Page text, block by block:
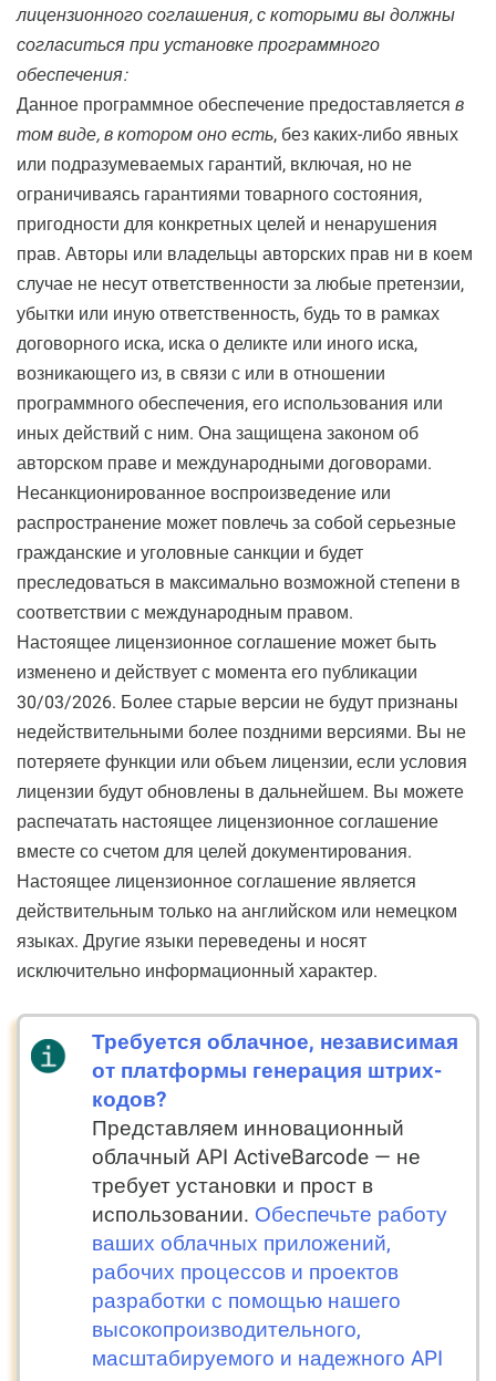
лицензионного соглашения, с которыми вы должны
согласиться при установке программного
обеспечения:
Данное программное обеспечение предоставляется в
том виде, в котором оно есть, без каких-либо явных
или подразумеваемых гарантий, включая, но не
ограничиваясь гарантиями товарного состояния,
пригодности для конкретных целей и ненарушения
прав. Авторы или владельцы авторских прав ни в коем
случае не несут ответственности за любые претензии,
убытки или иную ответственность, будь то в рамках
договорного иска, иска о деликте или иного иска,
возникающего из, в связи с или в отношении
программного обеспечения, его использования или
иных действий с ним. Она защищена законом об
авторском праве и международными договорами.
Несанкционированное воспроизведение или
распространение может повлечь за собой серьезные
гражданские и уголовные санкции и будет
преследоваться в максимально возможной степени в
соответствии с международным правом.
Настоящее лицензионное соглашение может быть
изменено и действует с момента его публикации
30/03/2026. Более старые версии не будут признаны
недействительными более поздними версиями. Вы не
потеряете функции или объем лицензии, если условия
лицензии будут обновлены в дальнейшем. Вы можете
распечатать настоящее лицензионное соглашение
вместе со счетом для целей документирования.
Настоящее лицензионное соглашение является
действительным только на английском или немецком
языках. Другие языки переведены и носят
исключительно информационный характер.
Требуется облачное, независимая
от платформы генерация штрих-
кодов?
Представляем инновационный
облачный API ActiveBarcode — не
требует установки и прост в
использовании. Обеспечьте работу
ваших облачных приложений,
рабочих процессов и проектов
разработки с помощью нашего
высокопроизводительного,
масштабируемого и надежного API